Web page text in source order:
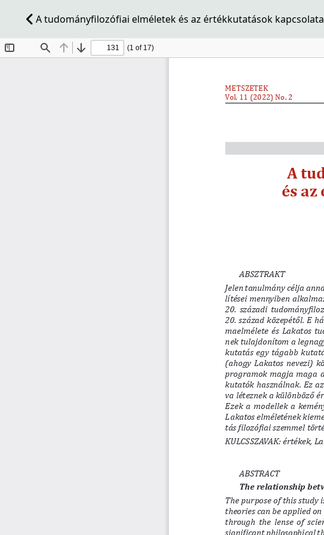
A tudományfilozófiai elméletek és az értékkutatások kapcsolata